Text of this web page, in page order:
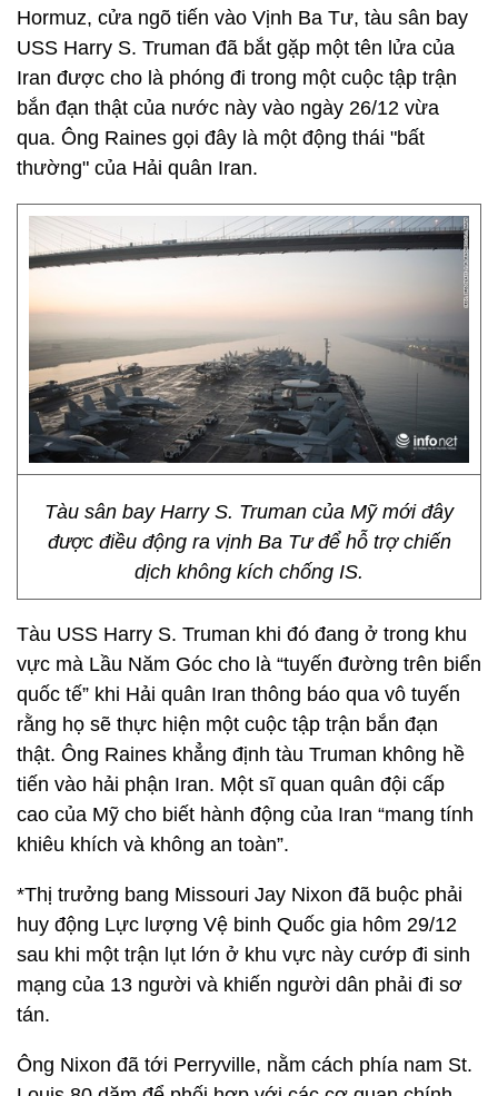
Hormuz, cửa ngõ tiến vào Vịnh Ba Tư, tàu sân bay
USS Harry S. Truman đã bắt gặp một tên lửa của
Iran được cho là phóng đi trong một cuộc tập trận
bắn đạn thật của nước này vào ngày 26/12 vừa
qua. Ông Raines gọi đây là một động thái "bất
thường" của Hải quân Iran.
Tàu sân bay Harry S. Truman của Mỹ mới đây
được điều động ra vịnh Ba Tư để hỗ trợ chiến
dịch không kích chống IS.
Tàu USS Harry S. Truman khi đó đang ở trong khu
vực mà Lầu Năm Góc cho là “tuyến đường trên biển
quốc tế” khi Hải quân Iran thông báo qua vô tuyến
rằng họ sẽ thực hiện một cuộc tập trận bắn đạn
thật. Ông Raines khẳng định tàu Truman không hề
tiến vào hải phận Iran. Một sĩ quan quân đội cấp
cao của Mỹ cho biết hành động của Iran “mang tính
khiêu khích và không an toàn”.
*Thị trưởng bang Missouri Jay Nixon đã buộc phải
huy động Lực lượng Vệ binh Quốc gia hôm 29/12
sau khi một trận lụt lớn ở khu vực này cướp đi sinh
mạng của 13 người và khiến người dân phải đi sơ
tán.
Ông Nixon đã tới Perryville, nằm cách phía nam St.